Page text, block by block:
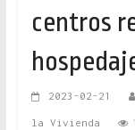
centros
2023-02-21
la Vivienda